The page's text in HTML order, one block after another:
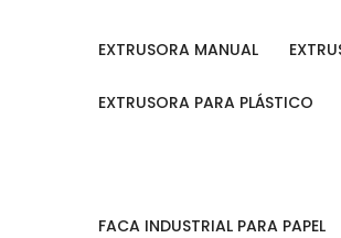
EXTRUSORA MANUAL
EXTRUSORA PARA PLÁSTICO
FACA INDUSTRIAL PARA PAPEL